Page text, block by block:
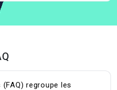
regroupe les